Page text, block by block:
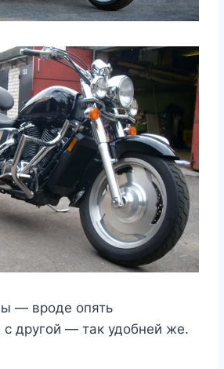
— вроде опять
с другой — так удобней же.